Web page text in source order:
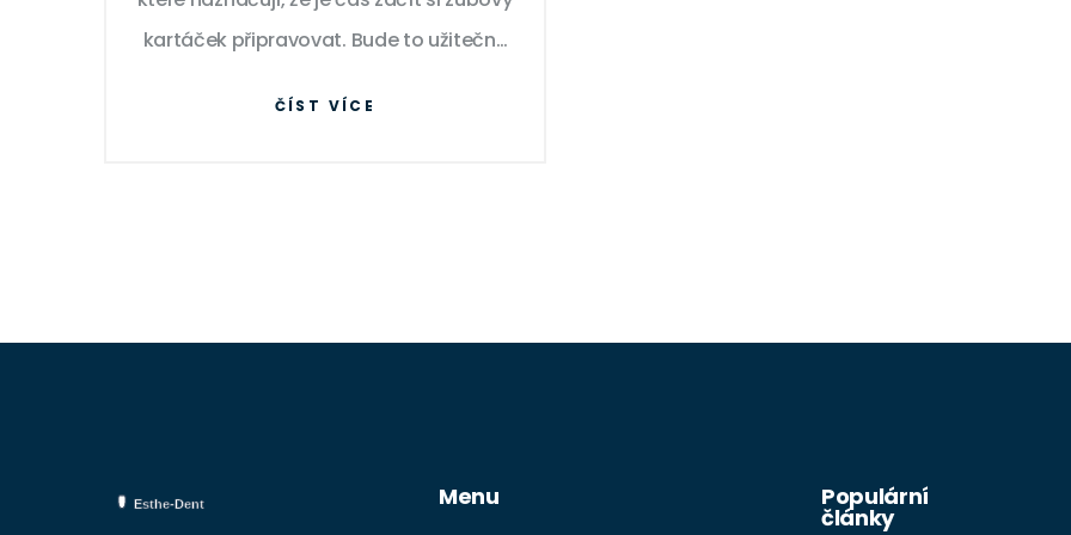
kartáček připravovat. Bude to užitečné
ČÍST VÍCE
Menu Populární
články